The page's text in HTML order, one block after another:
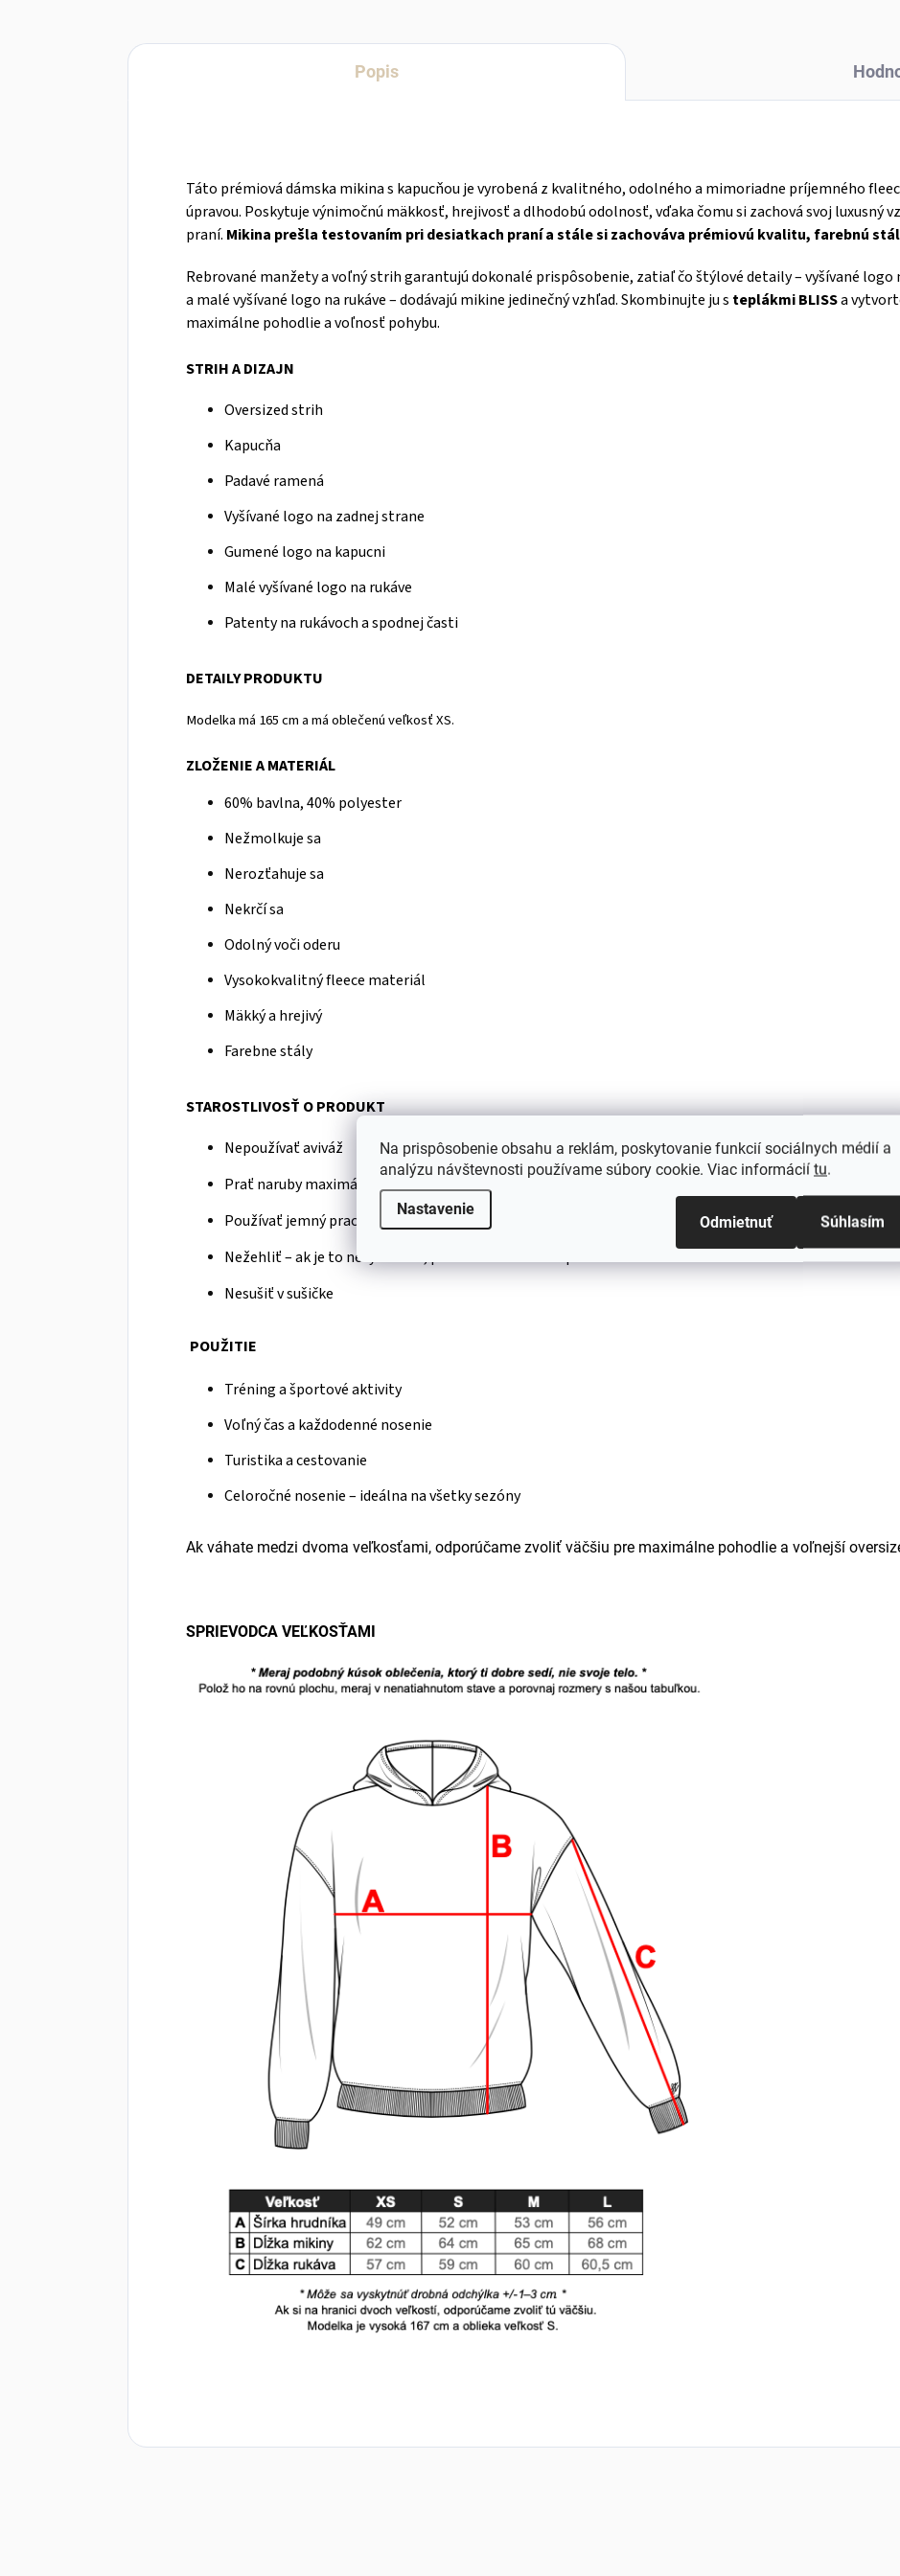
Na prispôsobenie obsahu a reklám, poskytovanie funkcií sociálnych médií a
analýzu návštevnosti používame súbory cookie. Viac informácií tu.
Nastavenie
Odmietnuť Súhlasím
Popis
Táto prémiová dámska mikina s kapucňou je vyrobená z kvalitného, odolného a mimoriadne príjemného
úpravou. Poskytuje výnimočnú mäkkosť, hrejivosť a dlhodobú odolnosť, vďaka čomu si zachová svoj luxusný
praní. Mikina prešla testovaním pri desiatkach praní a stále si zachováva prémiovú kvalitu, farebnú
Rebrované manžety a voľný strih garantujú dokonalé prispôsobenie, zatiaľ čo štýlové detaily – vyšívané
a malé vyšívané logo na rukáve – dodávajú mikine jedinečný vzhľad.Skombinujte ju s teplákmi BLISSa
maximálne pohodlie a voľnosť pohybu.
STRIH A DIZAJN
Oversized strih
Kapucňa
Padavé ramená
Vyšívané logo na zadnej strane
Gumené logo na kapucni
Malé vyšívané logo na rukáve
Patenty na rukávoch a spodnej časti
DETAILY PRODUKTU
Modelka má 165 cm a má oblečenú veľkosť XS.
ZLOŽENIE A MATERIÁL
60% bavlna, 40% polyester
Nežmolkuje sa
Nerozťahuje sa
Nekrčí sa
Odolný voči oderu
Vysokokvalitný fleece materiál
Mäkký a hrejivý
Farebne stály
STAROSTLIVOSŤ O PRODUKT
Nepoužívať aviváž
Prať naruby maximálne na 40 °C
Používať jemný prací prostriedok
Nežehliť – ak je to nevyhnutné, použiť minimálnu teplotu a ochrannú látku
Nesušiť v sušičke
POUŽITIE
Tréning a športové aktivity
Voľný čas a každodenné nosenie
Turistika a cestovanie
Celoročné nosenie – ideálna na všetky sezóny
Ak váhate medzi dvoma veľkosťami, odporúčame zvoliť väčšiu pre maximálne pohodlie a voľnejší
SPRIEVODCA VEĽKOSŤAMI